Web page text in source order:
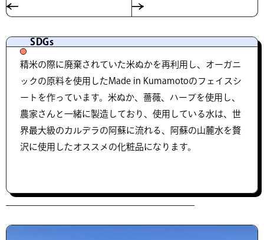
SDGs
精米の際に廃棄されていた米ぬかを再利用し、オーガニ
ックの原料を使用したMade in Kumamotoのフェイスシ
ートを作っています。米ぬか、薔薇、ハーブを使用し、
農家さんと一緒に製造しており、使用している水は、世
界最大級のカルデラの阿蘇に流れる、阿蘇の山麓水を贅
沢に使用したオススメの化粧品になります。